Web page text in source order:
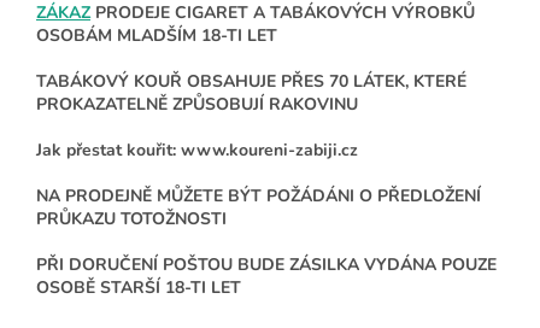
ZÁKAZPRODEJE CIGARET A TABÁKOVÝCH VÝROBKŮ
OSOBÁM MLADŠÍM 18-TI LET
TABÁKOVÝ KOUŘ OBSAHUJE PŘES 70 LÁTEK, KTERÉ
PROKAZATELNĚ ZPŮSOBUJÍ RAKOVINU
Jak přestat kouřit: www.koureni-zabiji.cz
NA PRODEJNĚ MŮŽETE BÝT POŽÁDÁNI O PŘEDLOŽENÍ
PRŮKAZU TOTOŽNOSTI
PŘI DORUČENÍ POŠTOU BUDE ZÁSILKA VYDÁNA POUZE
OSOBĚ STARŠÍ 18-TI LET